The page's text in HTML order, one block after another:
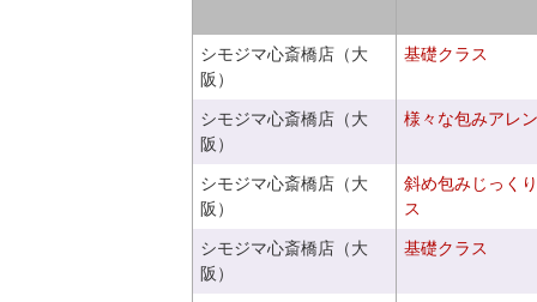
シモジマ心斎橋店（大
阪）
基礎クラス
シモジマ心斎橋店（大
阪）
様々な包みアレ
シモジマ心斎橋店（大
阪）
斜め包みじっく
ス
シモジマ心斎橋店（大
阪）
基礎クラス